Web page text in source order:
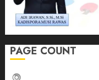
PAGE COUNT